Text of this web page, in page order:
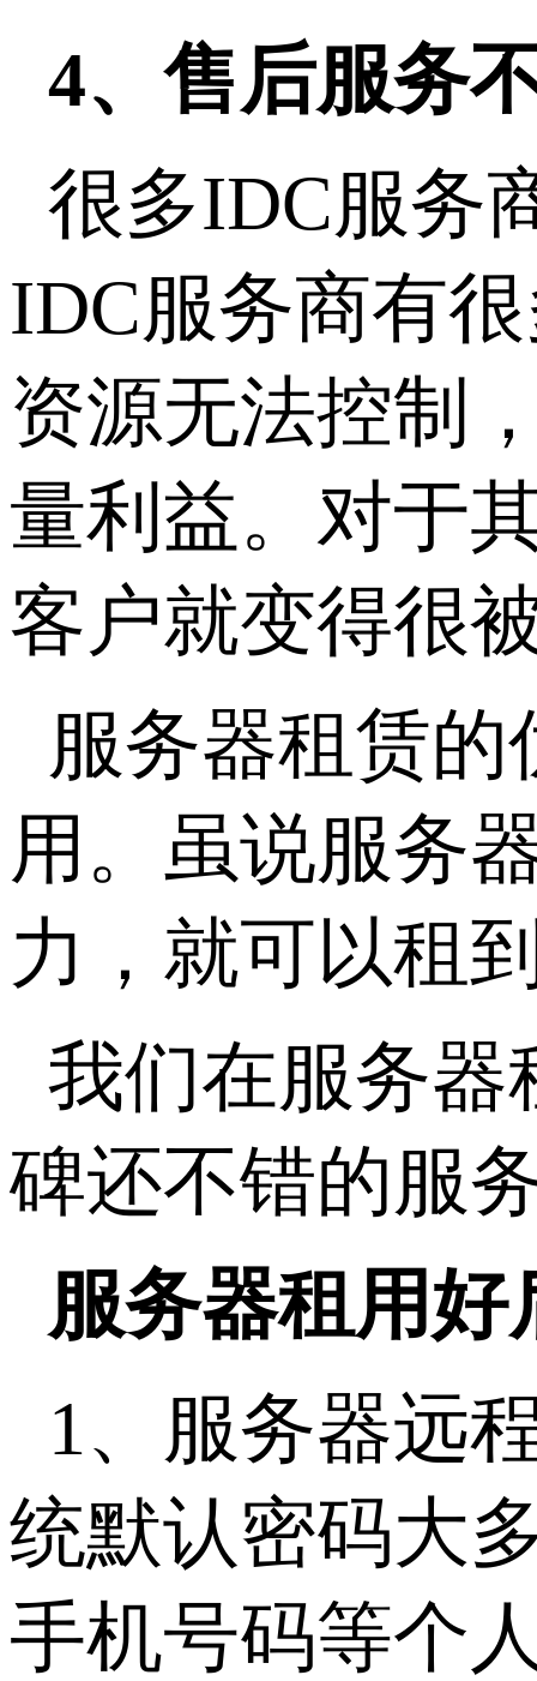
4、售后服务
很多IDC服务
IDC服务商有
资源无法控制
量利益。对于
客户就变得很
服务器租赁
用。虽说服务
力，就可以租
我们在服务器
碑还不错的服
服务器租用
1、服务器远
统默认密码大
手机号码等个